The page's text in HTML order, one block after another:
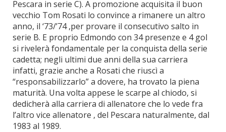
Pescara in serie C). A promozione acquisita il buon
vecchio Tom Rosati lo convince a rimanere un altro
anno, il ‘73/’74 ,per provare il consecutivo salto in
serie B. E proprio Edmondo con 34 presenze e 4 gol
si rivelerà fondamentale per la conquista della serie
cadetta; negli ultimi due anni della sua carriera
infatti, grazie anche a Rosati che riuscì a
“responsabilizzarlo” a dovere, ha trovato la piena
maturità. Una volta appese le scarpe al chiodo, si
dedicherà alla carriera di allenatore che lo vede fra
l’altro vice allenatore , del Pescara naturalmente, dal
1983 al 1989.